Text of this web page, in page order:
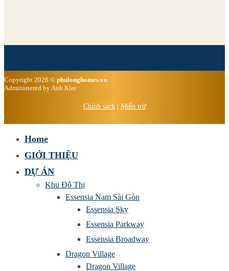
Copyright 2026 © phulonghomes.vn
Administered by Anh Kiet
Chính sách Miễn trừ
Home
GIỚI THIỆU
DỰ ÁN
Khu Đô Thị
Essensia Nam Sài Gòn
Essensia Sky
Essensia Parkway
Essensia Broadway
Dragon Village
Dragon Village